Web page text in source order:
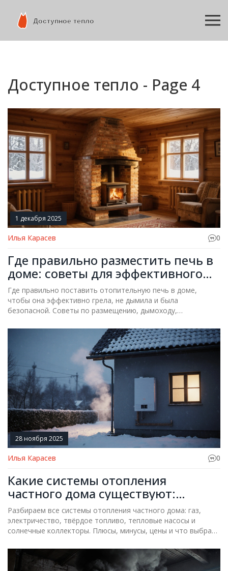
Доступное тепло - Page 4
1 декабря 2025
Илья Карасев 0
Где правильно разместить печь в
доме: советы для эффективного
отопления
Где правильно поставить отопительную печь в доме,
чтобы она эффективно грела, не дымила и была
безопасной. Советы по размещению, дымоходу,
28 ноября 2025
Илья Карасев 0
Какие системы отопления
частного дома существуют:
плюсы, минусы и что выбрать
Разбираем все системы отопления частного дома: газ,
электричество, твёрдое топливо, тепловые насосы и
солнечные коллекторы. Плюсы, минусы, цены и что выбрать